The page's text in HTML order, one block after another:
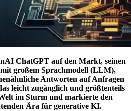
ChatGPT auf den Markt, seinen
großem Sprachmodell (LLM),
Antworten auf Anfragen
leicht zugänglich und größtenteils
im Sturm und markierte den
Ära für generative KI.